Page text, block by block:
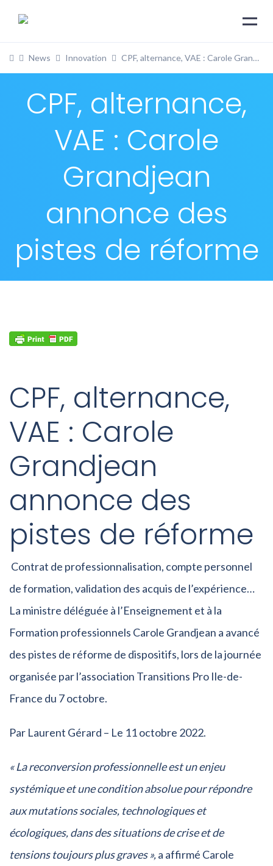
News Innovation CPF, alternance, VAE : Carole Grandjean annonce des pistes de réforme
CPF, alternance,
VAE : Carole
Grandjean
annonce des
pistes de réforme
CPF, alternance,
VAE : Carole
Grandjean
annonce des
pistes de réforme
Contrat de professionnalisation, compte personnel
de formation, validation des acquis de l’expérience…
La ministre déléguée à l’Enseignement et à la
Formation professionnels Carole Grandjean a avancé
des pistes de réforme de dispositifs, lors de la journée
organisée par l’association Transitions Pro Ile-de-
France du 7 octobre.
Par Laurent Gérard – Le 11 octobre 2022.
«La reconversion professionnelle est un enjeu
systémique et une condition absolue pour répondre
aux mutations sociales, technologiques et
écologiques, dans des situations de crise et de
tensions toujours plus graves »,a affirmé Carole